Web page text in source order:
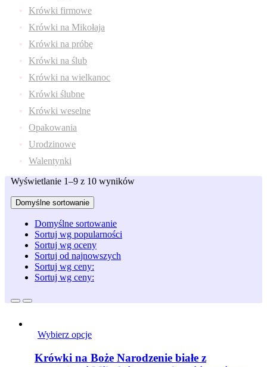
Krówki firmowe
Krówki na Mikołaja
Krówki na próbę
Krówki na ślub
Krówki na wielkanoc
Krówki ślubne
Krówki weselne
Opakowania
Urodzinowe
Walentynki
Wyświetlanie 1–9 z 10 wyników
Domyślne sortowanie
Domyślne sortowanie
Sortuj wg popularności
Sortuj wg oceny
Sortuj od najnowszych
Sortuj wg ceny:
Sortuj wg ceny:
Wybierz opcje
Krówki na Boże Narodzenie białe z